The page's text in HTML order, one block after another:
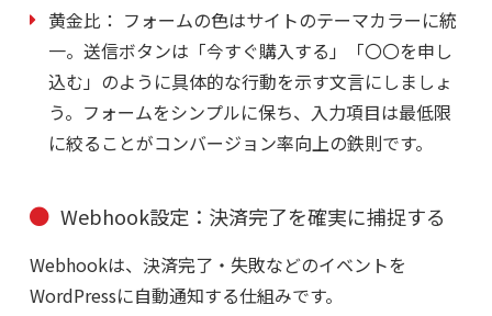
黄金比： フォームの色はサイトのテーマカラーに統
一。送信ボタンは「今すぐ購入する」「〇〇を申し
込む」のように具体的な行動を示す文言にしましょ
う。フォームをシンプルに保ち、入力項目は最低限
に絞ることがコンバージョン率向上の鉄則です。
Webhook設定：決済完了を確実に捕捉する
Webhookは、決済完了・失敗などのイベントを
WordPressに自動通知する仕組みです。